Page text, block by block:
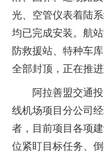
光、空管仪表着陆
均已完成安装。航
防救援站、特种车
全部封顶，正在推
阿拉善盟交通
线机场项目分公司
者，目前项目各项
位紧盯目标任务、